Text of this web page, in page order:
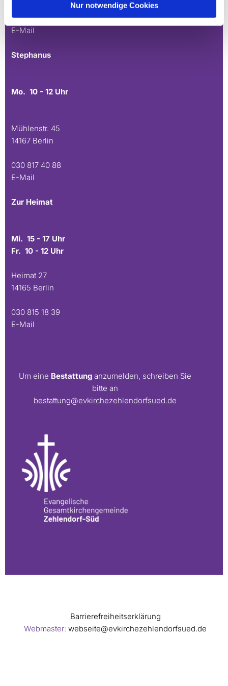
Nur notwendige Cookies
030 815 45 54
E-Mail
Stephanus
Mo. 10 - 12 Uhr
Mühlenstr. 45
14167 Berlin
030 817 40 88
E-Mail
Zur Heimat
Mi. 15 - 17 Uhr
Fr. 10 - 12 Uhr
Heimat 27
14165 Berlin
030 815 18 39
E-Mail
Um eine Bestattung anzumelden, schreiben Sie
bitte an
bestattung@evkirchezehlendorfsued.de
Barrierefreiheitserklärung
Webmaster: webseite@evkirchezehlendorfsued.de